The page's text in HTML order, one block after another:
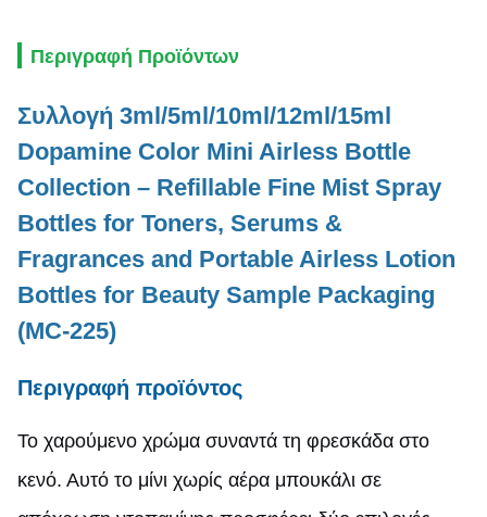
Περιγραφή Προϊόντων
Συλλογή 3ml/5ml/10ml/12ml/15ml
Dopamine Color Mini Airless Bottle
Collection – Refillable Fine Mist Spray
Bottles for Toners, Serums &
Fragrances and Portable Airless Lotion
Bottles for Beauty Sample Packaging
(MC-225)
Περιγραφή προϊόντος
Το χαρούμενο χρώμα συναντά τη φρεσκάδα στο
κενό. Αυτό το μίνι χωρίς αέρα μπουκάλι σε